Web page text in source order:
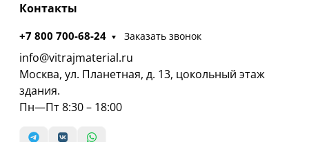
Контакты
+7 800 700-68-24 Заказать звонок
info@vitrajmaterial.ru
Москва, ул. Планетная, д. 13, цокольный этаж
здания.
Пн—Пт 8:30 – 18:00